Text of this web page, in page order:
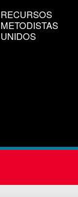
RECURSOS
METODISTAS
UNIDOS